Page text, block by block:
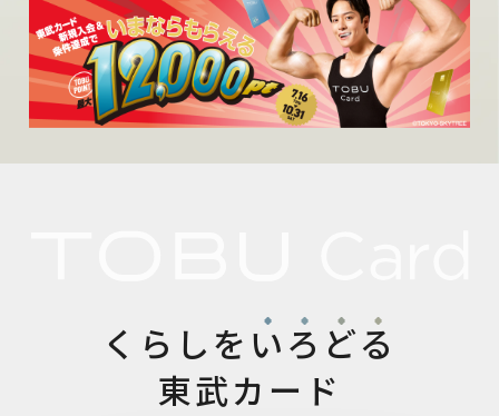
くらしを いろ どる
東武カード